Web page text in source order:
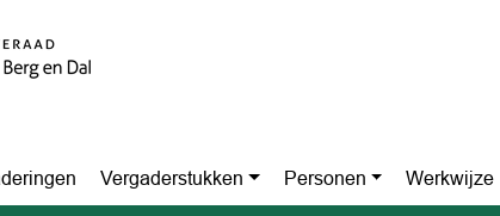
Vergaderstukken Personen Werkwijze